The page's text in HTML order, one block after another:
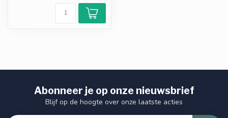
Abonneer je op onze nieuwsbrief
Blijf op de hoogte over onze laatste acties